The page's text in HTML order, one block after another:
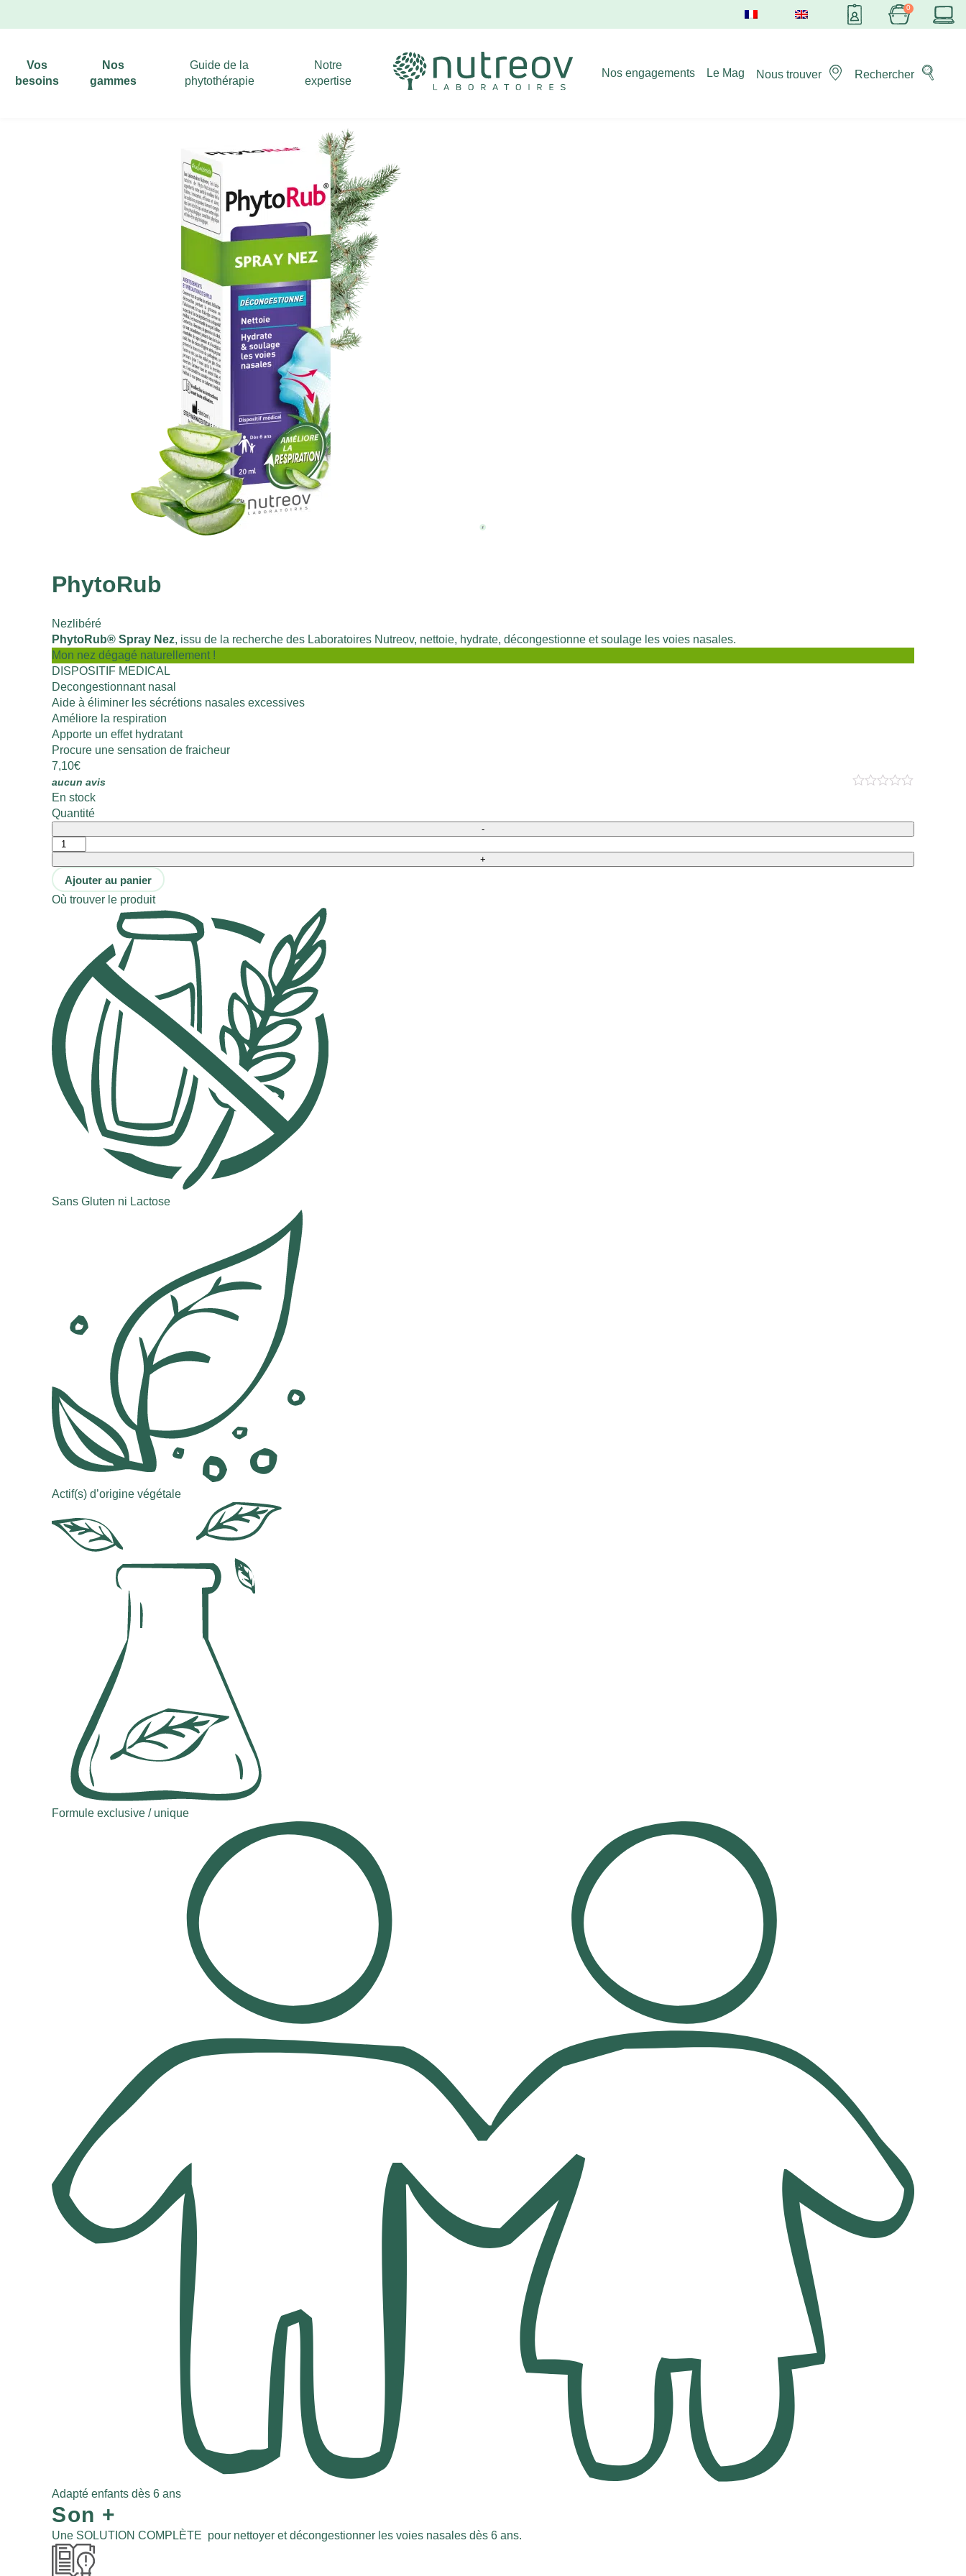
Vos
besoins
Nos
gammes
Guide de la
phytothérapie
Notre
expertise
Nos engagements Le Mag Nous trouver Rechercher
PhytoRub
Nezlibéré
PhytoRub® Spray Nez, issu de la recherche des Laboratoires Nutreov, nettoie, hydrate, décongestionne et soulage les voies nasales.
Mon nez dégagé naturellement !
DISPOSITIF MEDICAL
Decongestionnant nasal
Aide à éliminer les sécrétions nasales excessives
Améliore la respiration
Apporte un effet hydratant
Procure une sensation de fraicheur
7,10€
aucun avis
En stock
Quantité
Ajouter au panier
Où trouver le produit
Sans Gluten ni Lactose
Actif(s) d’origine végétale
Formule exclusive / unique
Adapté enfants dès 6 ans
Son +
Une SOLUTION COMPLÈTE pour nettoyer et décongestionner les voies nasales dès 6 ans.